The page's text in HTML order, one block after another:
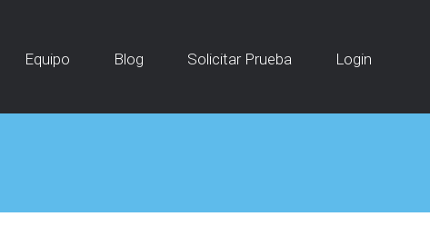
Equipo Blog Solicitar Prueba Login